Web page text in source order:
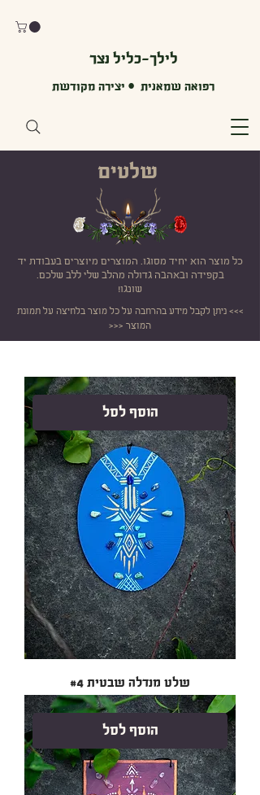
לילך-כליל נצר
רפואה שמאנית • יצירה מקודשת
שלטים
כל מוצר הוא יחיד מסוגו. המוצרים מיוצרים בעבודת יד
בקפידה ובאהבה גדולה מהלב שלי ללב שלכם.
שונגו!
>>> ניתן לקבל מידע בהרחבה על כל מוצר בלחיצה על תמונת
המוצר <<<
הוסף לסל
שלט מנדלה שבטית #4
הוסף לסל